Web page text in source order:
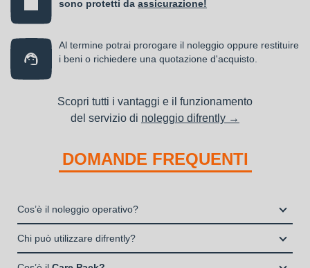
sono protetti da assicurazione!
Al termine potrai prorogare il noleggio oppure restituire
i beni o richiedere una quotazione d'acquisto.
Scopri tutti i vantaggi e il funzionamento
del servizio di noleggio difrently →
DOMANDE FREQUENTI
Cos’è il noleggio operativo?
Il noleggio, o locazione operativa, è una soluzione che
Chi può utilizzare difrently?
Liberi Professionisti e Studi Associati